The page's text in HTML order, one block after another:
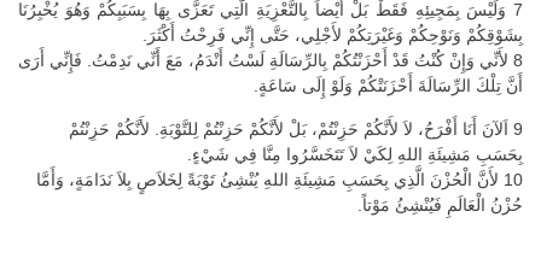
7 وَلَيْسَ بِمَجِيئِهِ فَقَطْ بَلْ أَيْضاً بِالتَّعْزِيَةِ الَّتِي تَعَزَّى بِهَا بِسَبَبِكُمْ وَهُوَ يُخْبِرُنَا
بِشَوْقِكُمْ وَنَوْحِكُمْ وَغَيْرَتِكُمْ لأَجْلِي، حَتَّى إِنِّي فَرِحْتُ أَكْثَرَ.
8 لأَنِّي وَإِنْ كُنْتُ قَدْ أَحْزَنْتُكُمْ بِالرِّسَالَةِ لَسْتُ أَنْدَمُ، مَعَ أَنِّي نَدِمْتُ. فَإِنِّي أَرَى
أَنَّ تِلْكَ الرِّسَالَةَ أَحْزَنَتْكُمْ وَلَوْ إِلَى سَاعَةٍ.
9 اَلآنَ أَنَا أَفْرَحُ، لاَ لأَنَّكُمْ حَزِنْتُمْ، بَلْ لأَنَّكُمْ حَزِنْتُمْ لِلتَّوْبَةِ. لأَنَّكُمْ حَزِنْتُمْ
بِحَسَبِ مَشِيئَةِ اللهِ لِكَيْ لاَ تَتَخَسَّرُوا مِنَّا فِي شَيْءٍ.
10 لأَنَّ الْحُزْنَ الَّذِي بِحَسَبِ مَشِيئَةِ اللهِ يُنْشِئُ تَوْبَةً لِخَلاَصٍ بِلاَ نَدَامَةٍ، وَأَمَّا
حُزْنُ الْعَالَمِ فَيُنْشِئُ مَوْتاً.